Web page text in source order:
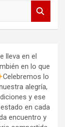
lleva en el
en lo que
Celebremos lo
alegría,
y ese
en cada
encuentro y